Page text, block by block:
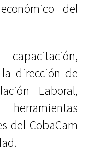
del
dirección de
Laboral,
del CobaCam